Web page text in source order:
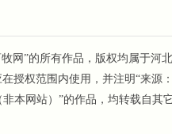
”的所有作品，版权均属于河
授权范围内使用，并注明“来源
网站）”的作品，均转载自其